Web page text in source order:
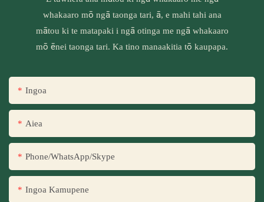
whakaaro mō ngā taonga tari, ā, e mahi tahi ana
mātou ki te matapaki i ngā otinga me ngā whakaaro
mō ēnei taonga tari. Ka tino manaakitia tō kaupapa.
Ingoa
Aiea
Phone/WhatsApp/Skype
Ingoa Kamupene